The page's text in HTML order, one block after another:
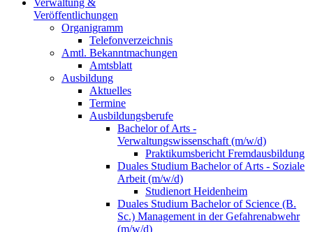
Verwaltung &
Veröffentlichungen
Organigramm
Telefonverzeichnis
Amtl. Bekanntmachungen
Amtsblatt
Ausbildung
Aktuelles
Termine
Ausbildungsberufe
Bachelor of Arts -
Verwaltungswissenschaft (m/w/d)
Praktikumsbericht Fremdausbildung
Duales Studium Bachelor of Arts - Soziale
Arbeit (m/w/d)
Studienort Heidenheim
Duales Studium Bachelor of Science (B.
Sc.) Management in der Gefahrenabwehr
(m/w/d)